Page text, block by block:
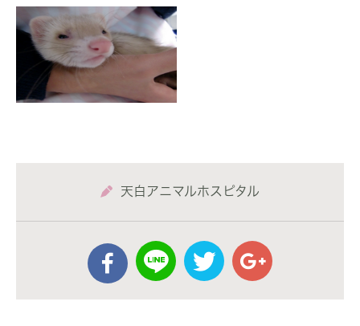
天白アニマルホスピタル